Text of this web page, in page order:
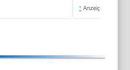
* Anzeige